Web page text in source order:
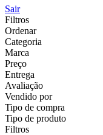
Sair
Filtros
Ordenar
Categoria
Marca
Preço
Entrega
Avaliação
Vendido por
Tipo de compra
Tipo de produto
Filtros